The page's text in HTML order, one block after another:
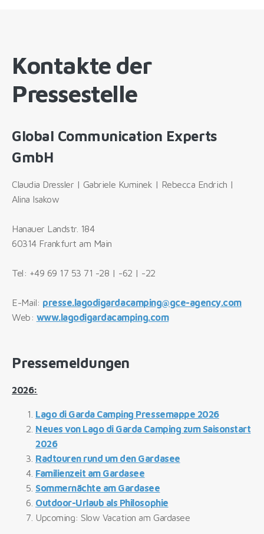
Kontakte der
Pressestelle
Global Communication Experts
GmbH
Claudia Dressler | Gabriele Kuminek | Rebecca Endrich |
Alina Isakow
Hanauer Landstr. 184
60314 Frankfurt am Main
Tel: +49 69 17 53 71 -28 | -62 | -22
E-Mail: presse.lagodigardacamping@gce-agency.com
Web: www.lagodigardacamping.com
Pressemeldungen
2026:
Lago di Garda Camping Pressemappe 2026
Neues von Lago di Garda Camping zum Saisonstart
2026
Radtouren rund um den Gardasee
Familienzeit am Gardasee
Sommernächte am Gardasee
Outdoor-Urlaub als Philosophie
Upcoming: Slow Vacation am Gardasee